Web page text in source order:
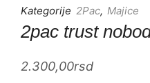
Kategorije 2Pac, Majice
2pac trust
2.300,00rsd